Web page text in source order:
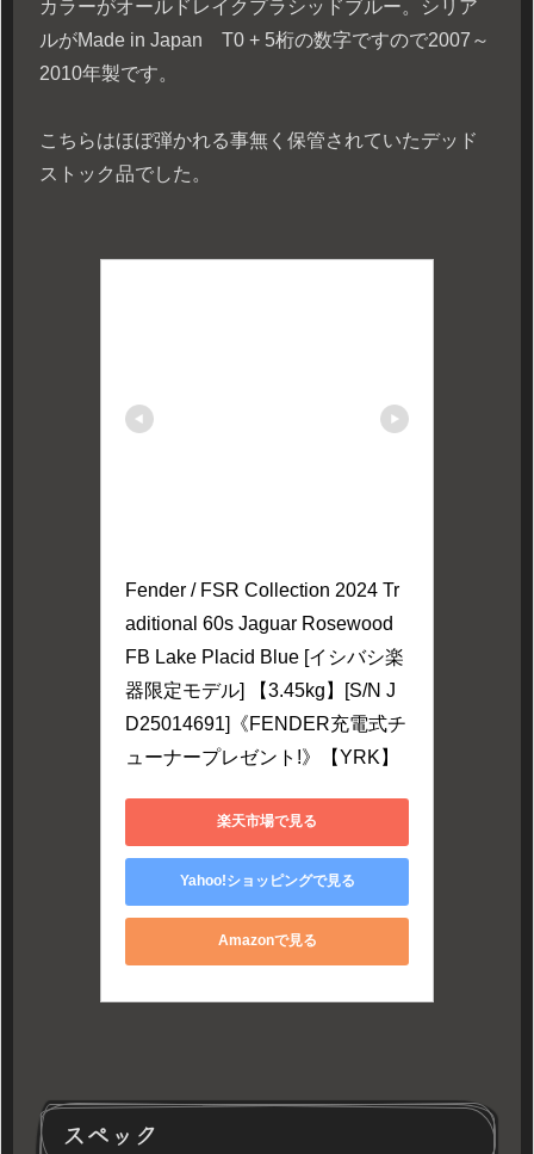
カラーがオールドレイクプラシッドブルー。シリア
ルがMade in Japan T0 + 5桁の数字ですので2007～
2010年製です。
こちらはほぼ弾かれる事無く保管されていたデッド
ストック品でした。
Fender / FSR Collection 2024 Tr
aditional 60s Jaguar Rosewood
FB Lake Placid Blue [イシバシ楽
器限定モデル] 【3.45kg】[S/N J
D25014691]《FENDER充電式チ
ューナープレゼント!》【YRK】
楽天市場で見る
Yahoo!ショッピングで見る
Amazonで見る
スペック